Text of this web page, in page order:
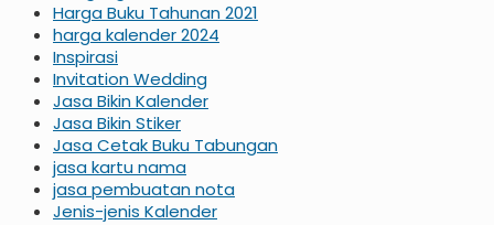
Harga Buku Tahunan 2021
harga kalender 2024
Inspirasi
Invitation Wedding
Jasa Bikin Kalender
Jasa Bikin Stiker
Jasa Cetak Buku Tabungan
jasa kartu nama
jasa pembuatan nota
Jenis-jenis Kalender